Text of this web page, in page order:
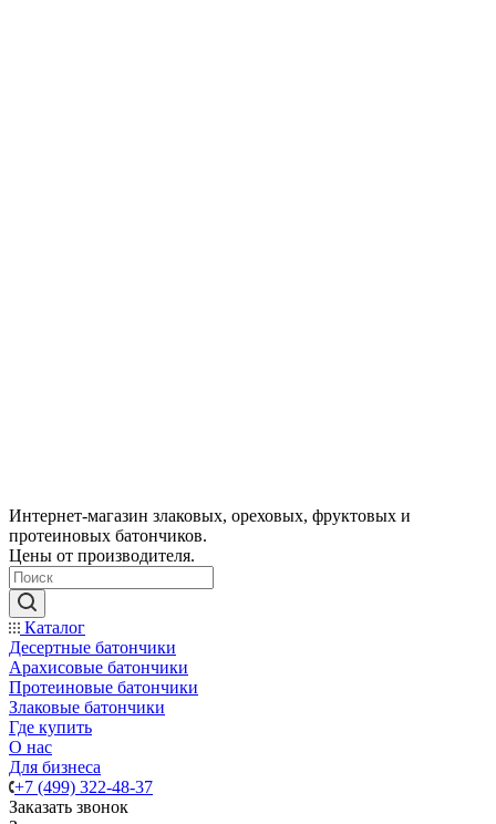
Интернет-магазин злаковых, ореховых, фруктовых и
протеиновых батончиков.
Цены от производителя.
Каталог
Десертные батончики
Арахисовые батончики
Протеиновые батончики
Злаковые батончики
Где купить
О нас
Для бизнеса
+7 (499) 322-48-37
Заказать звонок